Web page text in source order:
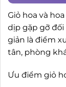
Giỏ hoa và
dịp gặp gỡ đối
giản là điểm
tân, phòng
Ưu điểm giỏ